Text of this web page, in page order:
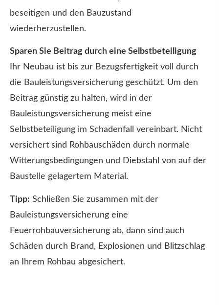
beseitigen und den Bauzustand
wiederherzustellen.
Sparen Sie Beitrag durch eine Selbstbeteiligung
Ihr Neubau ist bis zur Bezugsfertigkeit voll durch
die Bauleistungsversicherung geschützt. Um den
Beitrag günstig zu halten, wird in der
Bauleistungsversicherung meist eine
Selbstbeteiligung im Schadenfall vereinbart. Nicht
versichert sind Rohbauschäden durch normale
Witterungsbedingungen und Diebstahl von auf der
Baustelle gelagertem Material.
Tipp: Schließen Sie zusammen mit der
Bauleistungsversicherung eine
Feuerrohbauversicherung ab, dann sind auch
Schäden durch Brand, Explosionen und Blitzschlag
an Ihrem Rohbau abgesichert.